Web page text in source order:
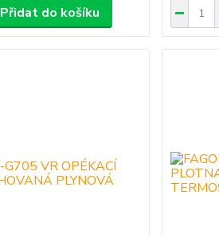
Přidat do košíku